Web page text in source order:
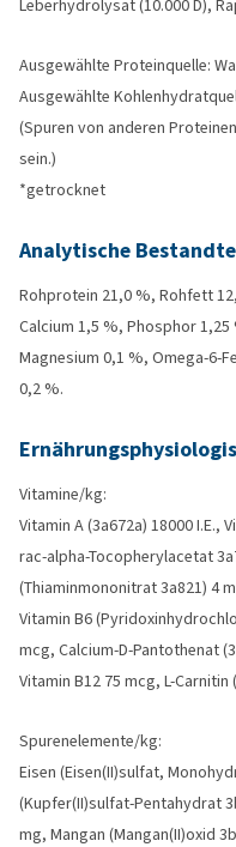
Leberhydrolysat (10.000 D),
Ausgewählte Proteinquelle:
Ausgewählte
(Spuren von anderen
sein.)
*getrocknet
Analytische
Rohprotein 21,0 %, Rohfett
Calcium 1,5 %, Phosphor
Magnesium 0,1 %, Omega-6-
0,2 %.
Vitamine/kg:
Vitamin A (3a672a) 18000 I.E.,
rac-alpha-Tocopherylacetat
(Thiaminmononitrat 3a821) 4
Vitamin B6
mcg, Calcium-D-Pantothenat
Vitamin B12 75 mcg, L-Carnitin
Spurenelemente/kg:
Eisen (Eisen(II)sulfat,
(Kupfer(II)sulfat-Pentahydrat
mg, Mangan (Mangan(II)oxid